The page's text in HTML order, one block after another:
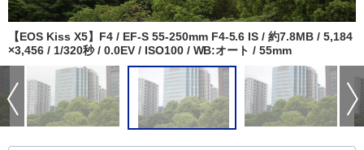
【EOS Kiss X5】F4 / EF-S 55-250mm F4-5.6 IS / 約7.8MB / 5,184
×3,456 / 1/320秒 / 0.0EV / ISO100 / WB:オート / 55mm